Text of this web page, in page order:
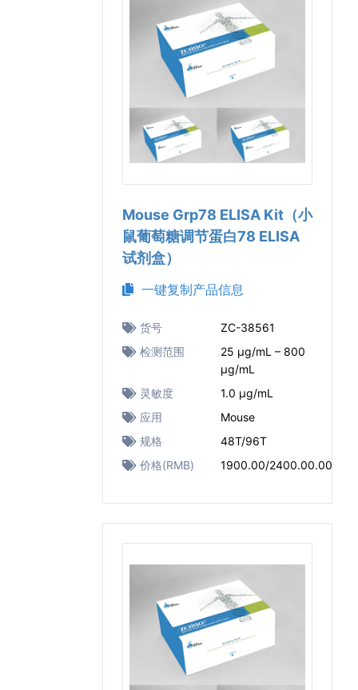
Mouse Grp78 ELISA Kit（小
鼠葡萄糖调节蛋白78 ELISA
试剂盒）
一键复制产品信息
货号
ZC-38561
检测范围
25 μg/mL – 800
μg/mL
灵敏度
1.0 μg/mL
应用
Mouse
规格
48T/96T
价格(RMB)
1900.00/2400.00.00